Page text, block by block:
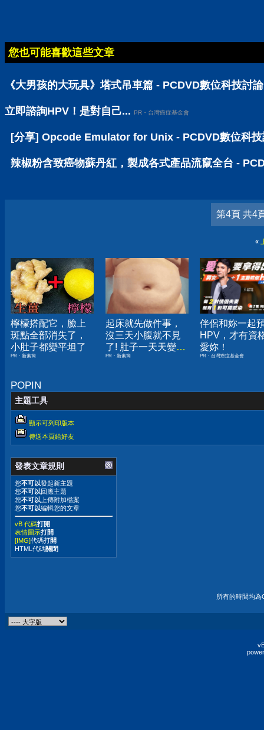
您也可能喜歡這些文章
《大男孩的大玩具》塔式吊車篇 - PCDVD數位科技討
立即諮詢HPV！是對自己... PR・台灣癌症基金會
[分享] Opcode Emulator for Unix - PCDVD數位科技
辣椒粉含致癌物蘇丹紅，製成各式產品流竄全台 -
第4頁 共4
«
檸檬搭配它，臉上
斑點全部消失了，
小肚子都變平坦了
PR・新素簡
起床就先做件事，
沒三天小腹就不見
了! 肚子一天天變
小！
PR・新素簡
伴侶和妳一起
HPV，才有資
愛妳！
PR・台灣癌症基金會
POPIN
主題工具
顯示可列印版本
傳送本頁給好友
發表文章規則
您不可以發起新主題
您不可以回應主題
您不可以 上傳附加檔案
您不可以編輯您的文章
vB 代碼打開
表情圖示打開
[IMG]代碼打開
HTML代碼關閉
所有的時間均為